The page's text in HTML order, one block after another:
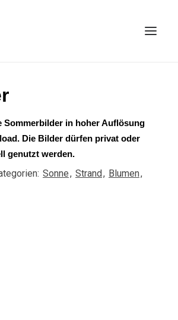
Sommerbilder in hoher Auflösung
Die Bilder dürfen privat oder
genutzt werden.
Sonne, Strand, Blumen,